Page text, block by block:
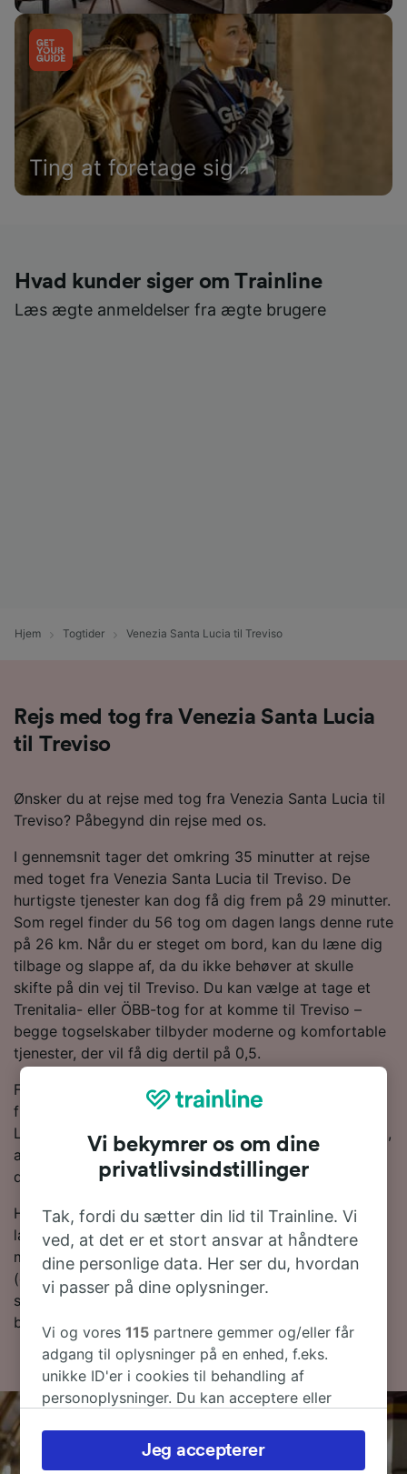
Ting at foretage sig
Hvad kunder siger om Trainline
Læs ægte anmeldelser fra ægte brugere
Hjem Togtider Venezia Santa Lucia til Treviso
Rejs med tog fra Venezia Santa Lucia
til Treviso
Ønsker du at rejse med tog fra Venezia Santa Lucia til
Treviso? Påbegynd din rejse med os.
I gennemsnit tager det omkring 35 minutter at rejse
med toget fra Venezia Santa Lucia til Treviso. De
hurtigste tjenester kan dog få dig frem på 29 minutter.
Som regel finder du 56 tog om dagen langs denne rute
på 26 km. Når du er steget om bord, kan du læne dig
tilbage og slappe af, da du ikke behøver at skulle
skifte på din vej til Treviso. Du kan vælge at tage et
Trenitalia- eller ÖBB-tog for at komme til Treviso –
begge togselskaber tilbyder moderne og komfortable
tjenester, der vil få dig dertil på 0,5.
For at hjælpe dig med at få de bedste togpriser har vi
fremhævet de billigste togbilletter fra Venezia Santa
Lucia tli Treviso i vores Rejseplanlægger. Bare husk på,
at jo tidligere du bestiller dine billetter, desto mere vil
du spare!
Har du lyst til at bestille dine togbilletter nu? Så bare
lav en søgning med os i dag. Hvis du vil finde ud af
mere om rejsen, så læs videre om togplaner
(deriblandt om de første og sidste togtider), ofte
stillede spørgsmål og tips til, hvordan du bestiller
billige togbilletter.
Vi bekymrer os om dine
privatlivsindstillinger
Tak, fordi du sætter din lid til Trainline. Vi
ved, at det er et stort ansvar at håndtere
dine personlige data. Her ser du, hvordan
vi passer på dine oplysninger.
Vi og vores115 partnere gemmer og/eller får
adgang til oplysninger på en enhed, f.eks.
unikke ID'er i cookies til behandling af
personoplysninger. Du kan acceptere eller
herunder din ret til at gøre indsigelse, hvor
legitim interesse bruges, eller når som helst på
Jeg accepterer